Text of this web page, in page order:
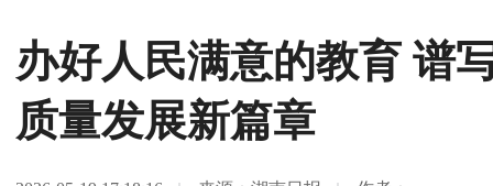
办好人民满意的教育 谱
质量发展新篇章